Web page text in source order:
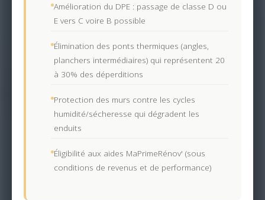
Amélioration du DPE : passage de classe D ou
E vers C voire B possible
Élimination des ponts thermiques (angles,
planchers intermédiaires) qui représentent 20
à 30% des déperditions
Protection des murs contre les cycles
humidité/sécheresse qui dégradent les
enduits
Éligibilité aux aides MaPrimeRénov' (sous
conditions de revenus et de performance)